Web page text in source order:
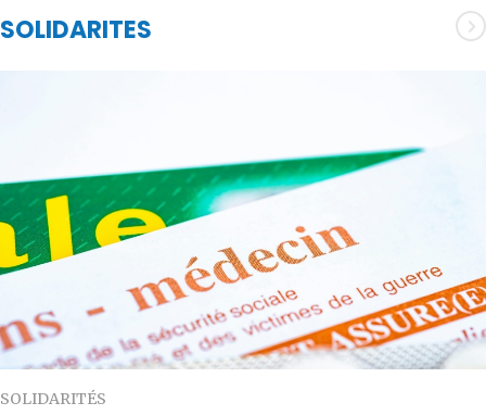
SOLIDARITES
SOLIDARITÉS